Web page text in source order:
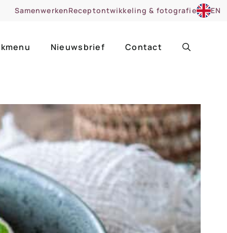
SamenwerkenReceptontwikkeling & fotografie EN
zoet
Nieuwsbrief Contact